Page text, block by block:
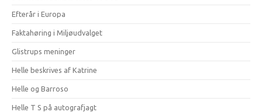
Efterår i Europa
Faktahøring i Miljøudvalget
Glistrups meninger
Helle beskrives af Katrine
Helle og Barroso
Helle T S på autografjagt